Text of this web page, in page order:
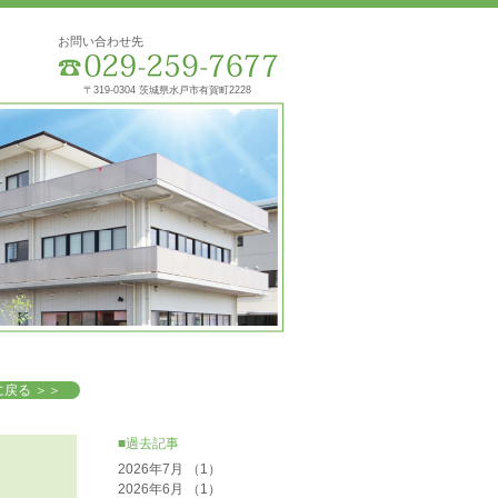
お問い合わせ先
〒319-0304 茨城県水戸市有賀町2228
る ＞＞
2026年7月 （1）
2026年6月
（1）
■過去記事